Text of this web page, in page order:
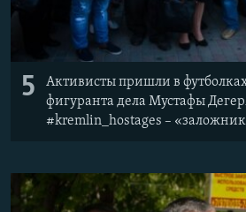
5
Активисты пришли в
фигуранта дела Мустафы
#kremlin_hostages –